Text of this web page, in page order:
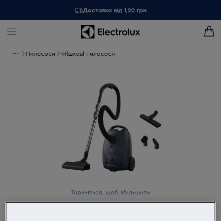
Доставка від 1,20 грн
Пилососи Мішкові пилососи
Торкніться, щоб збільшити